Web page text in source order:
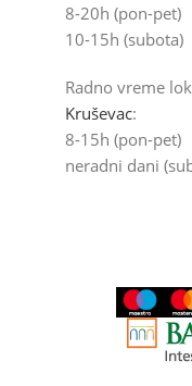
8-20h (pon-pet)
10-15h (subota)
Radno vreme
Kruševac:
8-15h (pon-pet)
neradni dani